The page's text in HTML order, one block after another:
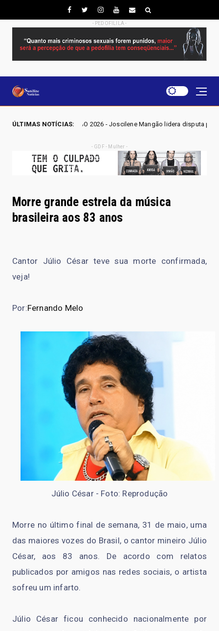
- PEDOFILILA -
ÚLTIMAS NOTÍCIAS:
GO 2026 - Joscilene Mangão lidera disputa por vaga na Alego em Novo
- GDF - Mulher -
Morre grande estrela da música
brasileira aos 83 anos
Cantor Júlio César teve sua morte confirmada,
veja!
Por:Fernando Melo
Júlio César - Foto: Reprodução
Morre no último final de semana, 31 de maio, uma
das maiores vozes do Brasil, o cantor mineiro Júlio
César, aos 83 anos. De acordo com relatos
publicados por amigos nas redes sociais, o artista
sofreu um infarto.
Júlio César ficou conhecido nacionalmente por